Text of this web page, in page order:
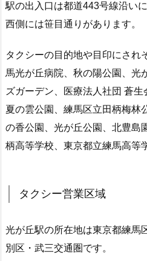
駅の出入口は都道443号線沿い
西側には笹目通りがあります。
タクシーの目的地や目印にされ
馬光が丘病院、秋の陽公園、光
ズガーデン、医療法人社団 蒼生
夏の雲公園、練馬区立田柄梅林
の香公園、光が丘公園、北豊島
柄高等学校、東京都立練馬高等
タクシー営業区域
光が丘駅の所在地は東京都練馬
別区・武三交通圏です。